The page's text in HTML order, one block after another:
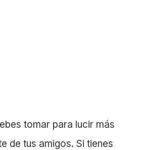
tomar para lucir más
de tus amigos. Si tienes